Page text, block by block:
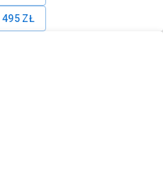
495 ZŁ